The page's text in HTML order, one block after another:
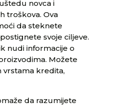
novca i
troškova. Ova
da steknete
svoje ciljeve.
nudi informacije o
Možete
vrstama kredita,
da razumijete